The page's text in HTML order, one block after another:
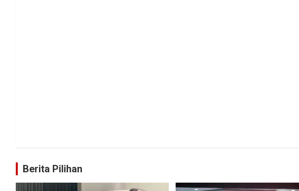
Berita Pilihan